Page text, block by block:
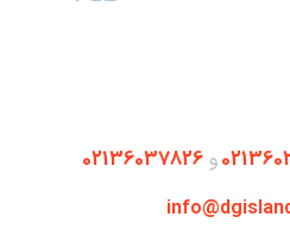
و 02136037826